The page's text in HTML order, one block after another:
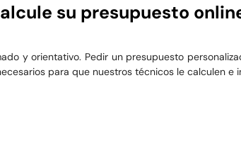
su presupuesto
y orientativo. Pedir un presupuesto
para que nuestros técnicos le calculen e